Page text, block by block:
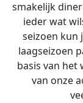
smakelijk
ieder wat
seizoen kun
laagseizoen
basis van het
van onze